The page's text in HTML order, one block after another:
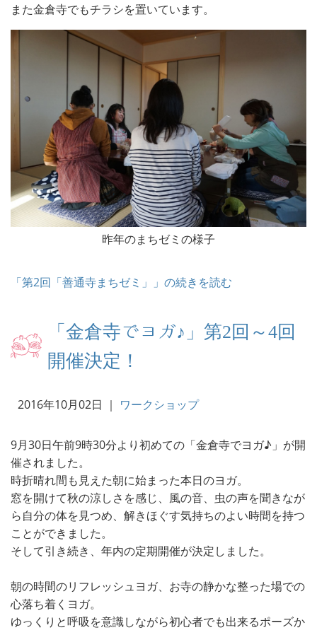
また金倉寺でもチラシを置いています。
昨年のまちゼミの様子
「第2回「善通寺まちゼミ」」の続きを読む
「金倉寺でヨガ♪」第2回～4回
開催決定！
2016年10月02日 ｜ ワークショップ
9月30日午前9時30分より初めての「金倉寺でヨガ♪」が開
催されました。
時折晴れ間も見えた朝に始まった本日のヨガ。
窓を開けて秋の涼しさを感じ、風の音、虫の声を聞きなが
ら自分の体を見つめ、解きほぐす気持ちのよい時間を持つ
ことができました。
そして引き続き、年内の定期開催が決定しました。
朝の時間のリフレッシュヨガ、お寺の静かな整った場での
心落ち着くヨガ。
ゆっくりと呼吸を意識しながら初心者でも出来るポーズか